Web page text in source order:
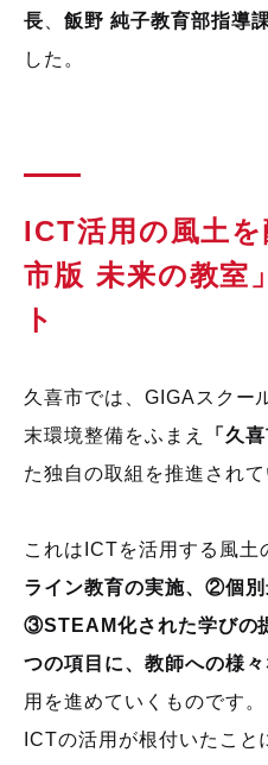
長
飯野 純子教育部指導
した。
ICT活用の風土
市版 未来の教室
ト
久喜市では、 GIGA スクー
末環境整備をふまえ
「久
た独自の取組を推進されて
これは ICTを活用する風土
ライン教育の実施、②個別
③STEAM化された学びの
つの項目に、教師への様
用を進めていくものです。
ICTの活用が根付いたこと